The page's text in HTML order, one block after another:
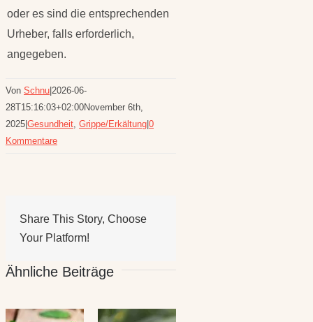
oder es sind die entsprechenden
Urheber, falls erforderlich,
angegeben.
Von Schnu|2026-06-
28T15:16:03+02:00November 6th,
2025|Gesundheit Grippe/Erkältung|0
Kommentare
Share This Story, Choose
Your Platform!
Ähnliche Beiträge